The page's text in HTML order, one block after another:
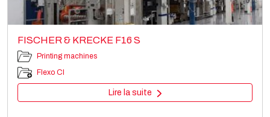
FISCHER & KRECKE F16 S
Printing machines
Flexo CI
Lire la suite